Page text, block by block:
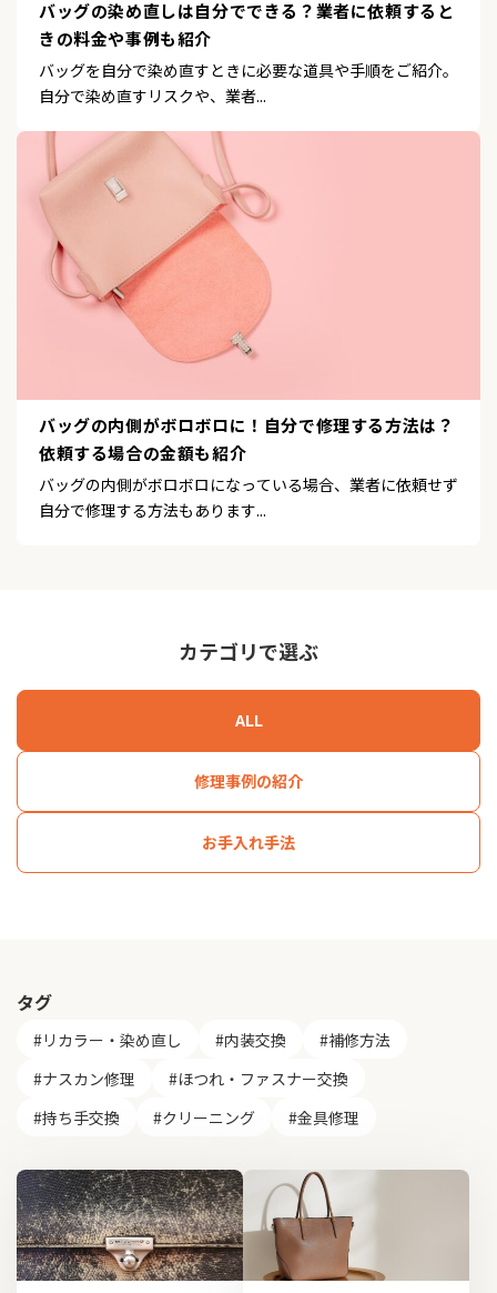
バッグの染め直しは自分でできる？業者に依頼すると
きの料金や事例も紹介
バッグを自分で染め直すときに必要な道具や手順をご紹介。
自分で染め直すリスクや、業者...
バッグの内側がボロボロに！自分で修理する方法は？
依頼する場合の金額も紹介
バッグの内側がボロボロになっている場合、業者に依頼せず
自分で修理する方法もあります...
カテゴリで選ぶ
ALL
修理事例の紹介
お手入れ手法
タグ
#リカラー・染め直し #内装交換
#補修方法
#ナスカン修理
#ほつれ・ファスナー交換
#持ち手交換
#クリーニング #金具修理